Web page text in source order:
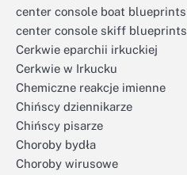
center console boat blueprints
center console skiff blueprints
Cerkwie eparchii irkuckiej
Cerkwie w Irkucku
Chemiczne reakcje imienne
Chińscy dziennikarze
Chińscy pisarze
Choroby bydła
Choroby wirusowe